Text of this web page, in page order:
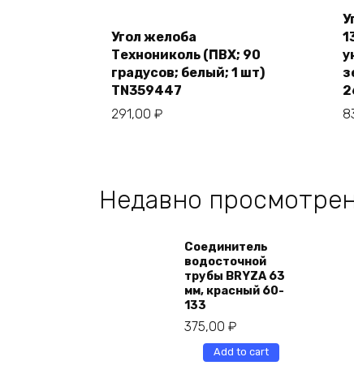
cart
Угол желоба
Технониколь (ПВХ; 90
градусов; белый; 1 шт)
TN359447
291,00 ₽
Недавно
Соединитель
водосточной
трубы BRYZA 63
мм, краcный 60-
133
375,00 ₽
Add to cart